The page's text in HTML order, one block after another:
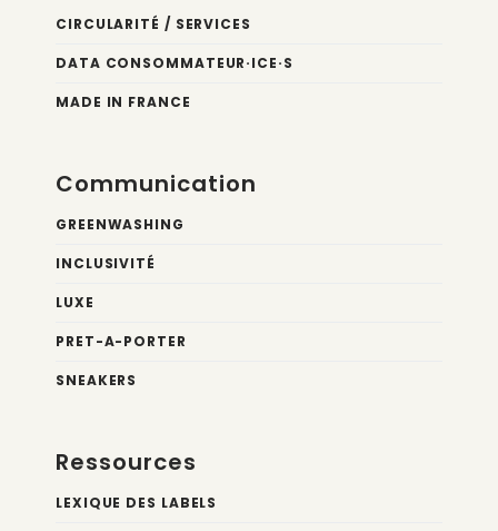
CIRCULARITÉ / SERVICES
DATA CONSOMMATEUR·ICE·S
MADE IN FRANCE
Communication
GREENWASHING
INCLUSIVITÉ
LUXE
PRET-A-PORTER
SNEAKERS
Ressources
LEXIQUE DES LABELS